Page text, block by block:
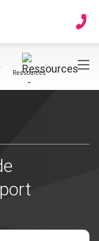
Ressources